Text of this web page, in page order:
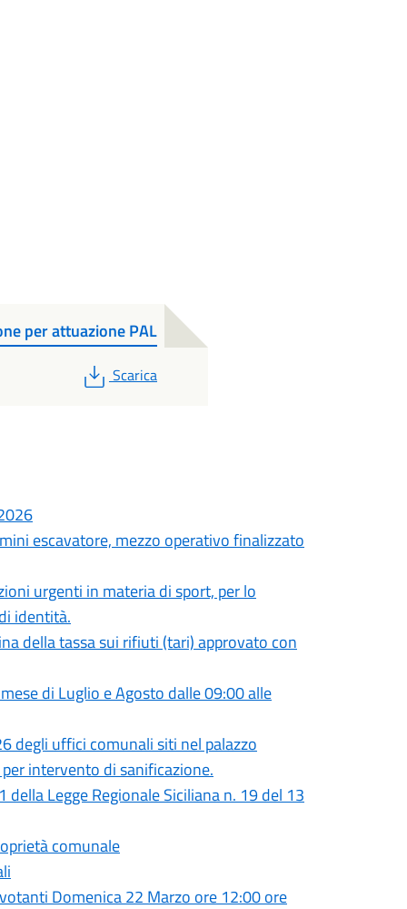
per attuazione PAL
PDF
Scarica
escavatore, mezzo operativo finalizzato
urgenti in materia di sport, per lo
identità.
della tassa sui rifiuti (tari) approvato con
di Luglio e Agosto dalle 09:00 alle
degli uffici comunali siti nel palazzo
intervento di sanificazione.
Legge Regionale Siciliana n. 19 del 13
comunale
Domenica 22 Marzo ore 12:00 ore